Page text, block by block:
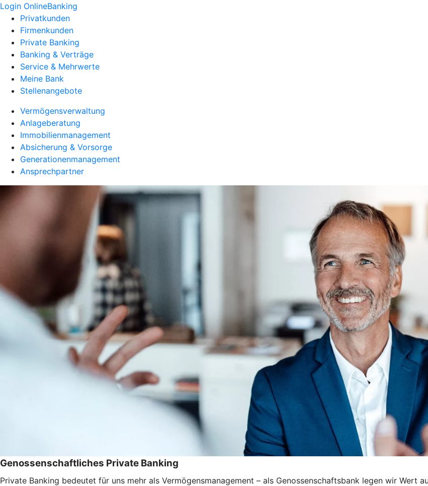
Login OnlineBanking
Privatkunden
Firmenkunden
Private Banking
Banking & Verträge
Service & Mehrwerte
Meine Bank
Stellenangebote
Vermögensverwaltung
Anlageberatung
Immobilienmanagement
Absicherung & Vorsorge
Generationenmanagement
Ansprechpartner
Genossenschaftliches Private Banking
Private Banking bedeutet für uns mehr als Vermögensmanagement – als Genossenschaftsbank legen wir Wert